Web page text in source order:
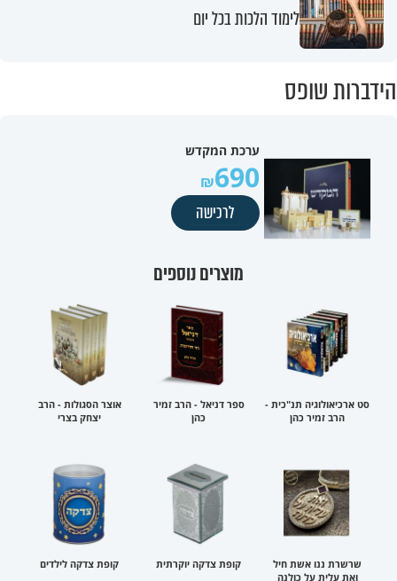
לימוד הלכות בכל יום
הידברות שופס
ערכת המקדש
690
לרכישה
מוצרים נוספים
סט ארכיאולוגיה תנ"כית -
הרב זמיר כהן
ספר דניאל - הרב זמיר
כהן
אוצר הסגולות - הרב
יצחק בצרי
שרשרת ננו אשת חיל
ואת עלית על כולנה
קופת צדקה יוקרתית קופת צדקה לילדים